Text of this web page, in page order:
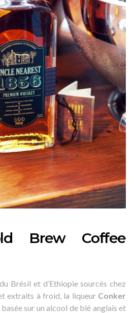
Brew Coffee
Brésil et d’Ethiopie sourcés chez
extraits à froid, la liqueur Conker
sur un alcool de blé anglais et